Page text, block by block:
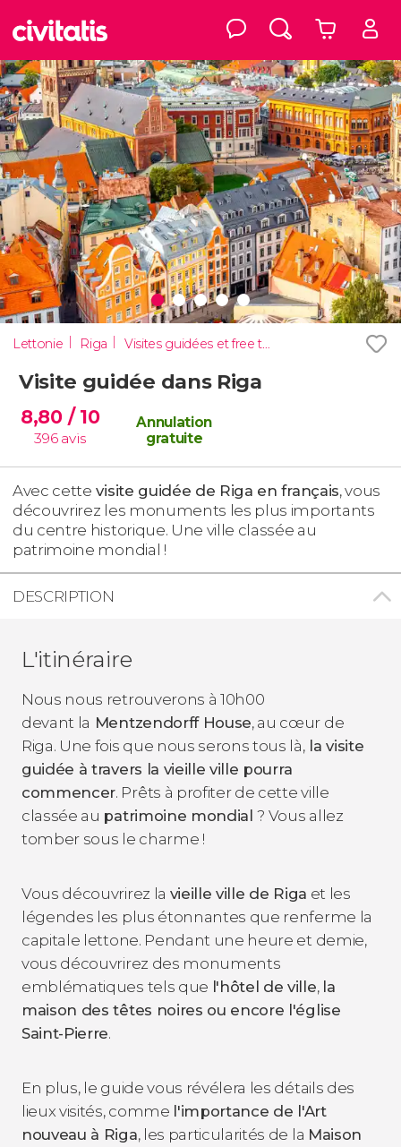
Lettonie Riga Visites guidées et free tours
Visite guidée dans Riga
8,80 / 10
396 avis
Annulation
gratuite
Avec cette visite guidée de Riga en français, vous
découvrirez les monuments les plus importants
du centre historique. Une ville classée au
patrimoine mondial !
DESCRIPTION
L'itinéraire
Nous nous retrouverons à 10h00
devant la Mentzendorff House, au cœur de
Riga. Une fois que nous serons tous là,la visite
guidée à travers la vieille ville pourra
commencer. Prêts à profiter de cette ville
classée au patrimoine mondial? Vous allez
tomber sous le charme !
Vous découvrirez la vieille ville de Riga et les
légendes les plus étonnantes que renferme la
capitale lettone. Pendant une heure et demie,
vous découvrirez des monuments
emblématiques tels que l'hôtel de ville, la
maison des têtes noires ou encore l'église
Saint-Pierre.
En plus, le guide vous révélera les détails des
lieux visités, comme l'importance de l'Art
nouveau à Riga, les particularités de la Maison